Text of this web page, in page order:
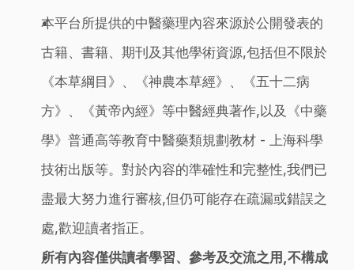
本平台所提供的中醫藥理內容來源於公開發表的
古籍、書籍、期刊及其他學術資源,包括但不限於
《本草綱目》、《神農本草經》、《五十二病
方》、《黃帝內經》等中醫經典著作,以及《中藥
學》普通高等教育中醫藥類規劃教材 - 上海科學
技術出版等。對於內容的準確性和完整性,我們已
盡最大努力進行審核,但仍可能存在疏漏或錯誤之
處,歡迎讀者指正。
所有內容僅供讀者學習、參考及交流之用,不構成